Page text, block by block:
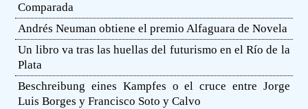
Comparada
Andrés Neuman obtiene el premio Alfaguara de Novela
Un libro va tras las huellas del futurismo en el Río de la
Plata
Beschreibung eines Kampfes o el cruce entre Jorge
Luis Borges y Francisco Soto y Calvo